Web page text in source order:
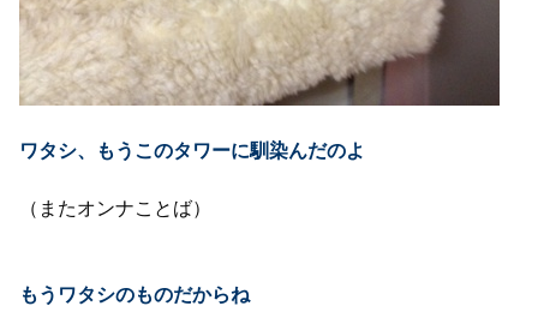
ワタシ、もうこのタワーに馴染んだのよ
（またオンナことば）
もうワタシのものだからね